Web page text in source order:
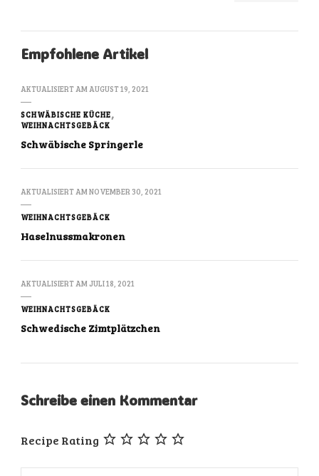
Empfohlene Artikel
AKTUALISIERT AMAUGUST 19, 2021
SCHWÄBISCHE KÜCHE
WEIHNACHTSGEBÄCK
Schwäbische Springerle
AKTUALISIERT AMNOVEMBER 30, 2021
WEIHNACHTSGEBÄCK
Haselnussmakronen
AKTUALISIERT AMJULI 18, 2021
WEIHNACHTSGEBÄCK
Schwedische Zimtplätzchen
Schreibe einen Kommentar
Recipe Rating